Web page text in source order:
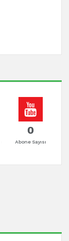
0
Abone Sayısı